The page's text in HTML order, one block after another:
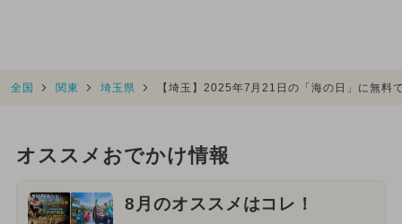
全国 関東 埼玉県 【埼玉】2025年7月21日の「海の日」に無料
オススメおでかけ情報
8月のオススメはコレ！